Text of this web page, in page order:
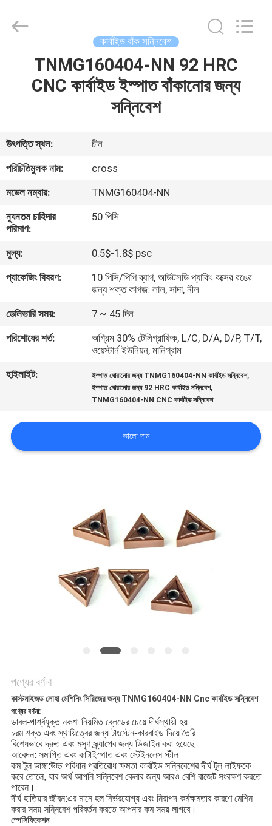
আমাদের
সম্পর্কে
কারখানা
ভ্রমণ
মান
নিয়ন্ত্রণ
সাথে
যোগাযোগ
খবর
কার্বাইড বাঁক সন্নিবেশ
TNMG160404-NN 92 HRC
CNC কার্বাইড ইস্পাত বাঁকানোর জন্য
সন্নিবেশ
উৎপত্তি স্থল:
চীন
পরিচিতিমুলক নাম:
cross
মডেল নম্বার:
TNMG160404-NN
ন্যূনতম চাহিদার
পরিমাণ:
50 পিসি
মূল্য:
0.5$-1.8$ psc
প্যাকেজিং বিবরণ:
10 পিসি/পিপি ব্যাগ, আউটসডি প্যাকিং বক্সের রঙের
জন্য শক্ত কাগজ: লাল, সাদা, নীল
ডেলিভারি সময়:
7 ~ 45 দিন
পরিশোধের শর্ত:
অগ্রিম 30% টেলিগ্রাফিক, L/C, D/A, D/P, T/T,
ওয়েস্টার্ন ইউনিয়ন, মানিগ্রাম
হাইলাইট:
ইস্পাত ঘোরানোর জন্য TNMG160404-NN কার্বাইড সন্নিবেশ,
ইস্পাত ঘোরানোর জন্য 92 HRC কার্বাইড সন্নিবেশ,
TNMG160404-NN CNC কার্বাইড সন্নিবেশ
ভালো দাম
পণ্যের বর্ণনা
কাস্টমাইজড লোহা মেশিনিং সিরিজের জন্য TNMG160404-NN Cnc কার্বাইড সন্নিবেশ
পণ্যের বর্ণনা:
ডাবল-পার্শ্বযুক্ত নকশা নিয়মিত ব্লেডের চেয়ে দীর্ঘস্থায়ী হয়
চরম শক্ত এবং স্থায়িত্বের জন্য টাংস্টেন-কারবাইড দিয়ে তৈরি
বিশেষভাবে দ্রুত এবং মসৃণ স্ক্র্যাপের জন্য ডিজাইন করা হয়েছে
আবেদন: সমাপ্তি এবং কাটাইস্পাত এবং স্টেইনলেস স্টীল
কম টুল ভাঙ্গা:উচ্চ পরিধান প্রতিরোধ ক্ষমতা কার্বাইড সন্নিবেশের দীর্ঘ টুল লাইফকে
করে তোলে, যার অর্থ আপনি সন্নিবেশ কেনার জন্য আরও বেশি বাজেট সংরক্ষণ করতে
পারেন।
দীর্ঘ হাতিয়ার জীবন:এর মানে হল নির্ভরযোগ্য এবং নিরাপদ কর্মক্ষমতার কারণে মেশিন
করার সময় সন্নিবেশ পরিবর্তন করতে আপনার কম সময় লাগবে।
স্পেসিফিকেশন